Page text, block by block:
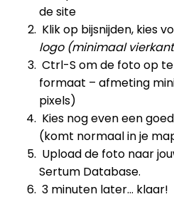
de site
Klik op bijsnijden, kies
logo (minimaal
Ctrl-S om de foto op
formaat – afmeting
pixels)
Kies nog even een
(komt normaal in je
Upload de foto naar
Sertum Database.
3 minuten later… klaar!